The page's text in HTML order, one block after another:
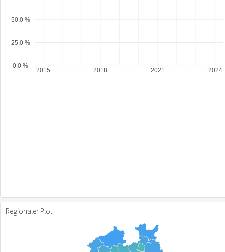
0,0 %
25,0 %
50,0 %
2015 2018 2021 2024
Regionaler Plot